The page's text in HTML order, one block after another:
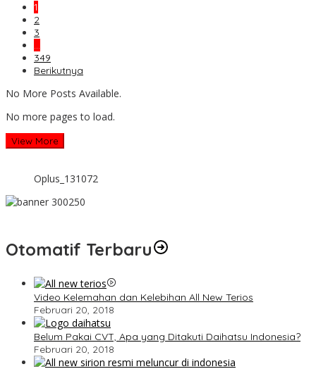
1
2
3
…
349
Berikutnya
No More Posts Available.
No more pages to load.
View More
Oplus_131072
Otomatif Terbaru
Video Kelemahan dan Kelebihan All New Terios
Februari 20, 2018
Belum Pakai CVT, Apa yang Ditakuti Daihatsu Indonesia?
Februari 20, 2018